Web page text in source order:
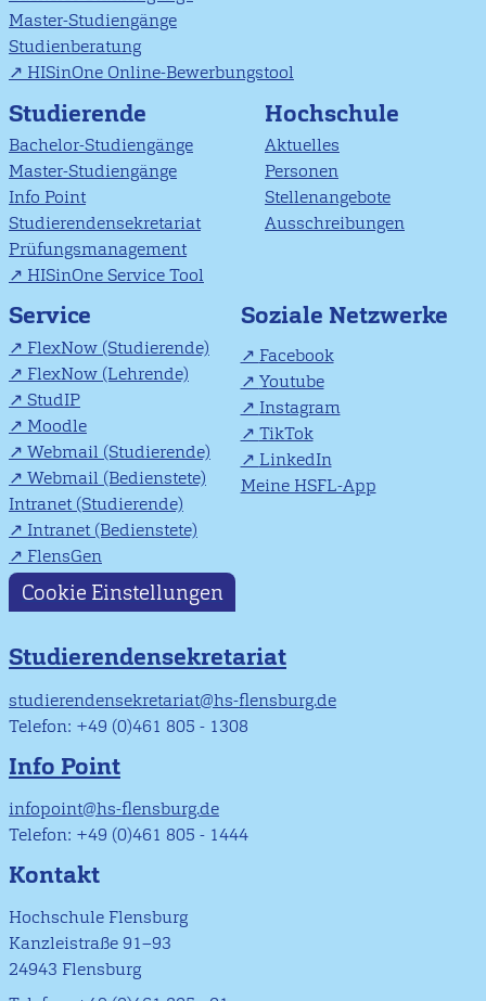
Master-Studiengänge
Studienberatung
HISinOne Online-Bewerbungstool
Studierende
Bachelor-Studiengänge
Master-Studiengänge
Info Point
Studierendensekretariat
Prüfungsmanagement
HISinOne Service Tool
Hochschule
Aktuelles
Personen
Stellenangebote
Ausschreibungen
Service
FlexNow (Studierende)
FlexNow (Lehrende)
StudIP
Moodle
Webmail (Studierende)
Webmail (Bedienstete)
Intranet (Studierende)
Intranet (Bedienstete)
FlensGen
Soziale Netzwerke
Facebook
Youtube
Instagram
TikTok
LinkedIn
Meine HSFL-App
Cookie Einstellungen
Studierendensekretariat
studierendensekretariat@hs-flensburg.de
Telefon: +49 (0)461 805 - 1308
Info Point
infopoint@hs-flensburg.de
Telefon: +49 (0)461 805 - 1444
Kontakt
Hochschule Flensburg
Kanzleistraße 91–93
24943 Flensburg